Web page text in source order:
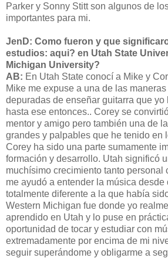
Parker y Sonny Stitt son algunos de
importantes para mi.
JenD: Como fueron y que
estudios: aqui? en Utah State
Michigan University?
AB: En Utah State conocí a Mike y
Mike me expuse a una de las
depuradas de enseñar guitarra que
hasta ese entonces.. Corey se
mentor y amigo pero también una de
grandes y palpables que he tenido en
Corey ha sido una parte sumamente
formación y desarrollo. Utah significó
muchísimo crecimiento tanto personal
me ayudó a entender la música desde
totalmente diferente a la que había
Western Michigan fue donde yo
aprendido en Utah y lo puse en
oportunidad de tocar y estudiar con
extremadamente por encima de mi
seguir superándome y obligarme a